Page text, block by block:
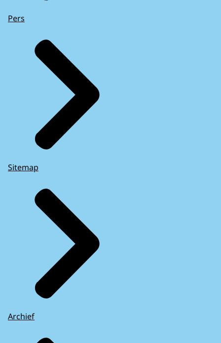
Pers
Sitemap
Archief